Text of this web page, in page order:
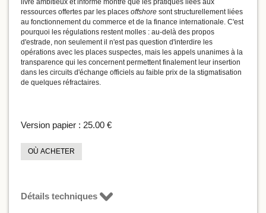
livre ambitieux et informé montre que les pratiques liées aux
ressources offertes par les places offshore sont structurellement liées
au fonctionnement du commerce et de la finance internationale. C'est
pourquoi les régulations restent molles : au-delà des propos
d'estrade, non seulement il n'est pas question d'interdire les
opérations avec les places suspectes, mais les appels unanimes à la
transparence qui les concernent permettent finalement leur insertion
dans les circuits d'échange officiels au faible prix de la stigmatisation
de quelques réfractaires.
Version papier : 25.00 €
OÙ ACHETER
Détails techniques